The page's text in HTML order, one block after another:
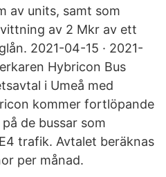
av units, samt som
av 2 Mkr av ett
2021-04-15 · 2021-
Hybricon Bus
i Umeå med
kommer fortlöpande
de bussar som
trafik. Avtalet beräknas
per månad.